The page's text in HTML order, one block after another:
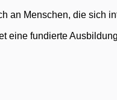
an Menschen, die sich
eine fundierte